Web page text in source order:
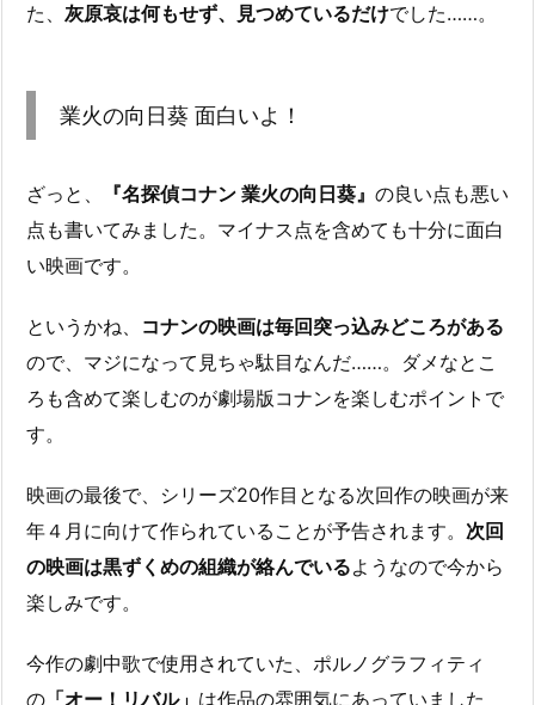
た、 灰原哀は何もせず、見つめているだけでした……。
業火の向日葵 面白いよ！
ざっと、 『名探偵コナン 業火の向日葵』 の良い点も悪い
点も書いてみました。マイナス点を含めても十分に面白
い映画です。
というかね、 コナンの映画は毎回突っ込みどころがある
ので、マジになって見ちゃ駄目なんだ……。ダメなとこ
ろも含めて楽しむのが劇場版コナンを楽しむポイントで
す。
映画の最後で、シリーズ20作目となる次回作の映画が来
年４月に向けて作られていることが予告されます。 次回
の映画は黒ずくめの組織が絡んでいるようなので今から
楽しみです。
今作の劇中歌で使用されていた、ポルノグラフィティ
の 「オー！リバル」 は作品の雰囲気にあっていました